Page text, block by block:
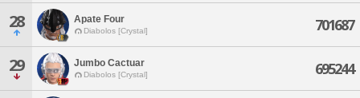
28 Apate Four
Diabolos [Crystal] 701687
29 Jumbo Cactuar
Diabolos [Crystal] 695244